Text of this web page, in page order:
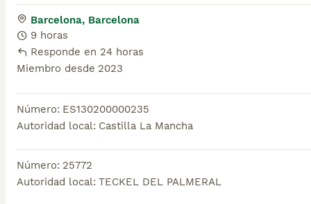
Barcelona, Barcelona
9 horas
Responde en 24 horas
Miembro desde 2023
Número: ES130200000235
Autoridad local: Castilla La Mancha
Número: 25772
Autoridad local: TECKEL DEL PALMERAL